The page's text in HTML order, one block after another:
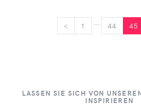
< 1 ... 44 45
LASSEN SIE SICH VON
INSPIRIEREN